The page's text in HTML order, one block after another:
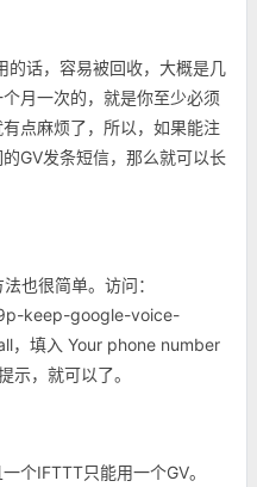
的话，容易被回收，大概是几
月一次的，就是你至少必须
点麻烦了，所以，如果能注
GV发条短信，那么就可以长
也很简单。访问：
keep-google-voice-
，填入 Your phone number
示，就可以了。
个IFTTT只能用一个GV。